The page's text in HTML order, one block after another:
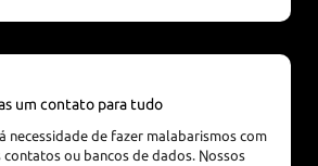
um contato para tudo
necessidade de fazer malabarismos com
contatos ou bancos de dados. Nossos